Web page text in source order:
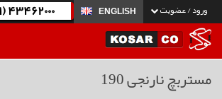
ورود / عضویت ENGLISH
43462000
مستربچ نارنجی 190